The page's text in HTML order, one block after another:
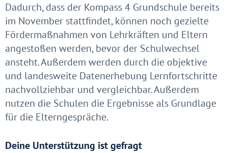
Dadurch, dass der Kompass 4 Grundschule bereits
im November stattfindet, können noch gezielte
Fördermaßnahmen von Lehrkräften und Eltern
angestoßen werden, bevor der Schulwechsel
ansteht. Außerdem werden durch die objektive
und landesweite Datenerhebung Lernfortschritte
nachvollziehbar und vergleichbar. Außerdem
nutzen die Schulen die Ergebnisse als Grundlage
für die Elterngespräche.
Deine Unterstützung ist gefragt